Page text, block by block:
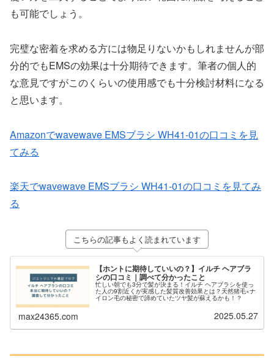
も可能でしょう。
完璧な密着を求める方には物足りないかもしれませんが部
分的でもEMSの効果は十分期待できます。筆者の個人的
な意見ですがこのくらいの使用感でも十分検討材料になる
と思います。
Amazonでwavewave EMSブラシ WH41-01の口コミを見
てみる
楽天でwavewave EMSブラシ WH41-01の口コミを見てみ
る
こちらの記事もよく読まれています
【ホントに期待していいの？】イルチ ヘアブラ
シの口コミ｜調べて分かったこと
忙しい朝でも3分で髪が決まる！イルチ ヘアブラシを使っ
た人の9割近くが実感した髪質改善効果とは？天然猪毛×ナ
イロン毛の秘密で諦めていたツヤ髪が蘇えるかも！？
max24365.com 2025.05.27